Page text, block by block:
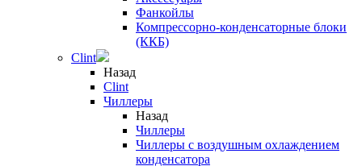
Фанкойлы
Компрессорно-конденсаторные блоки
(ККБ)
Clint
Назад
Clint
Чиллеры
Назад
Чиллеры
Чиллеры с воздушным охлаждением
конденсатора